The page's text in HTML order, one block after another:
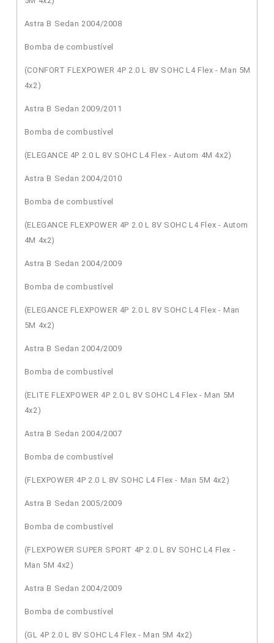
Astra B Sedan 2004/2008
Bomba de combustível
(CONFORT FLEXPOWER 4P 2.0 L 8V SOHC L4 Flex - Man 5M
4x2)
Astra B Sedan 2009/2011
Bomba de combustível
(ELEGANCE 4P 2.0 L 8V SOHC L4 Flex - Autom 4M 4x2)
Astra B Sedan 2004/2010
Bomba de combustível
(ELEGANCE FLEXPOWER 4P 2.0 L 8V SOHC L4 Flex - Autom
4M 4x2)
Astra B Sedan 2004/2009
Bomba de combustível
(ELEGANCE FLEXPOWER 4P 2.0 L 8V SOHC L4 Flex - Man
5M 4x2)
Astra B Sedan 2004/2009
Bomba de combustível
(ELITE FLEXPOWER 4P 2.0 L 8V SOHC L4 Flex - Man 5M
4x2)
Astra B Sedan 2004/2007
Bomba de combustível
(FLEXPOWER 4P 2.0 L 8V SOHC L4 Flex - Man 5M 4x2)
Astra B Sedan 2005/2009
Bomba de combustível
(FLEXPOWER SUPER SPORT 4P 2.0 L 8V SOHC L4 Flex -
Man 5M 4x2)
Astra B Sedan 2004/2009
Bomba de combustível
(GL 4P 2.0 L 8V SOHC L4 Flex - Man 5M 4x2)